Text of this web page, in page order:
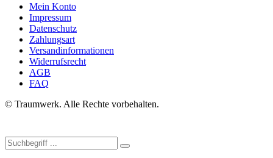
Mein Konto
Impressum
Datenschutz
Zahlungsart
Versandinformationen
Widerrufsrecht
AGB
FAQ
© Traumwerk. Alle Rechte vorbehalten.